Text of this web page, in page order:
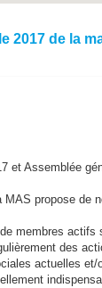
2017 de la
et Assemblée
MAS propose de
membres
des
actuelles et/